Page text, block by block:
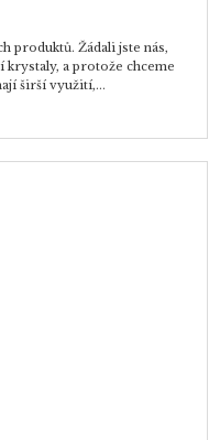
produktů. Žádali jste nás,
krystaly, a protože chceme
širší využití,...